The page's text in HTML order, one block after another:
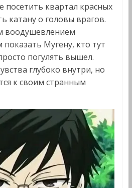
посетить квартал красных
катану о головы врагов.
воодушевлением
показать Мугену, кто тут
погулять вышел.
глубоко внутри, но
к своим странным